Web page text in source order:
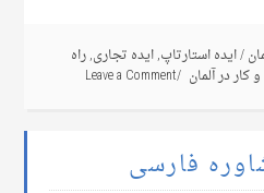
/ایده استارتاپ,ایده تجاری,راه
کار در آلمان Leave a Comment
فارسی